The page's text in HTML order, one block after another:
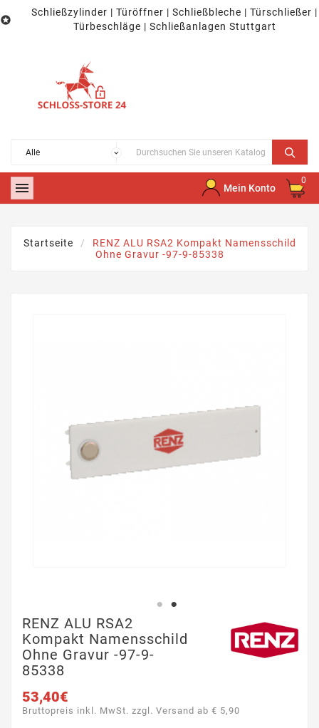

Schließzylinder | Türöffner | Schließbleche | Türschließer |
Türbeschläge | Schließanlagen Stuttgart
 Mein Konto
0
Startseite
RENZ ALU RSA2 Kompakt Namensschild
Ohne Gravur -97-9-85338
RENZ ALU RSA2
Kompakt Namensschild
Ohne Gravur -97-9-
85338
53,40€
Bruttopreis inkl. MwSt. zzgl. Versand ab € 5,90